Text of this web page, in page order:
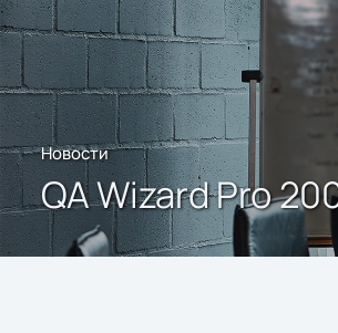
Новости
QA Wizard Pro